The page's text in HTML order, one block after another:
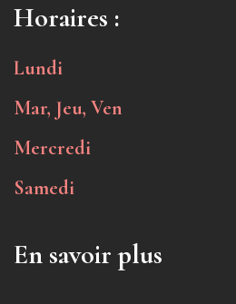
Horaires :
Lundi
Mar, Jeu, Ven
Mercredi
Samedi
En savoir plus